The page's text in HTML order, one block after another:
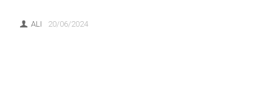
ALI 20/06/2024